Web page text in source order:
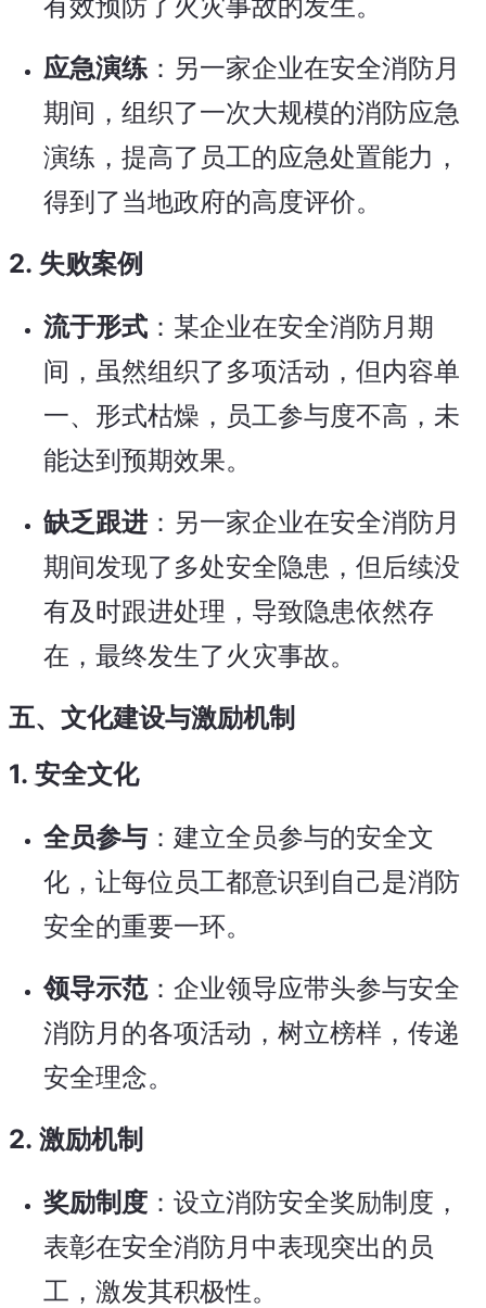
有效预防了火灾事故的发生。
应急演练 ：另一家企业在安全消防月
期间，组织了一次大规模的消防应急
演练，提高了员工的应急处置能力，
得到了当地政府的高度评价。
2. 失败案例
流于形式 ：某企业在安全消防月期
间，虽然组织了多项活动，但内容单
一、形式枯燥，员工参与度不高，未
能达到预期效果。
缺乏跟进 ：另一家企业在安全消防月
期间发现了多处安全隐患，但后续没
有及时跟进处理，导致隐患依然存
在，最终发生了火灾事故。
五、文化建设与激励机制
1. 安全文化
全员参与 ：建立全员参与的安全文
化，让每位员工都意识到自己是消防
安全的重要一环。
领导示范：企业领导应带头参与安全
消防月的各项活动，树立榜样，传递
安全理念。
2. 激励机制
奖励制度 ：设立消防安全奖励制度，
表彰在安全消防月中表现突出的员
工，激发其积极性。